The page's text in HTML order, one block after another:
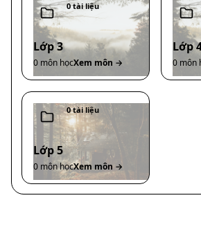
0tài liệu
Lớp 3
0 môn họcXem môn →
Lớp
0 môn
0tài liệu
Lớp 5
0 môn họcXem môn →